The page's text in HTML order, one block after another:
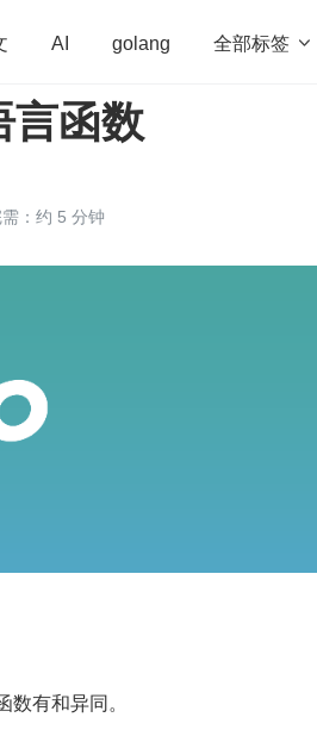
AI golang 全部标签 
学习方法
言函数
：约 5 分钟
有和异同。